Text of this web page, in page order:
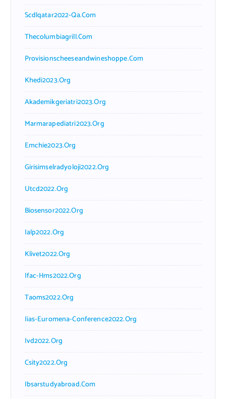
Scdlqatar2022-Qa.com
Thecolumbiagrill.com
Provisionscheeseandwineshoppe.com
Khedi2023.org
Akademikgeriatri2023.org
Marmarapediatri2023.org
Emchie2023.org
Girisimselradyoloji2022.org
Utcd2022.org
Biosensor2022.org
Ialp2022.org
Klivet2022.org
Ifac-Hms2022.org
Taoms2022.org
Iias-Euromena-Conference2022.org
Ivd2022.org
Csity2022.org
Ibsarstudyabroad.com